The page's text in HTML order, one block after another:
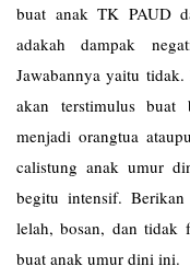
buat anak TK PAUD
adakah dampak
Jawabannya yaitu
akan terstimulus buat
menjadi orangtua
calistung anak umur
begitu intensif.
lelah, bosan, dan tidak
buat anak umur dini ini.